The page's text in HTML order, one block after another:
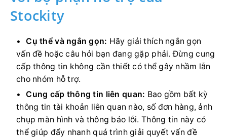
Stockity
Cụ thể và ngắn gọn: Hãy giải thích ngắn gọn
vấn đề hoặc câu hỏi bạn đang gặp phải. Đừng cung
cấp thông tin không cần thiết có thể gây nhầm lẫn
cho nhóm hỗ trợ.
Cung cấp thông tin liên quan: Bao gồm bất kỳ
thông tin tài khoản liên quan nào, số đơn hàng, ảnh
chụp màn hình và thông báo lỗi. Thông tin này có
thể giúp đẩy nhanh quá trình giải quyết vấn đề